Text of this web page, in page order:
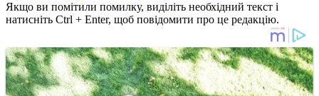
Якщо ви помітили помилку, виділіть необхідний текст і
натисніть Ctrl + Enter, щоб повідомити про це редакцію.